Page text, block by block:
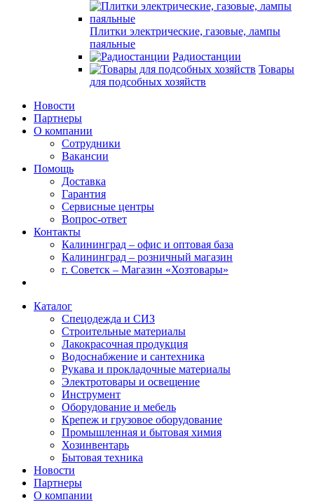
Плитки электрические, газовые, лампы
паяльные
Радиостанции
Товары
для подсобных хозяйств
Новости
Партнеры
О компании
Сотрудники
Вакансии
Помощь
Доставка
Гарантия
Сервисные центры
Вопрос-ответ
Контакты
Калининград – офис и оптовая база
Калининград – розничный магазин
г. Советск – Магазин «Хозтовары»
Каталог
Спецодежда и СИЗ
Строительные материалы
Лакокрасочная продукция
Водоснабжение и сантехника
Рукава и прокладочные материалы
Электротовары и освещение
Инструмент
Оборудование и мебель
Крепеж и грузовое оборудование
Промышленная и бытовая химия
Хозинвентарь
Бытовая техника
Новости
Партнеры
О компании